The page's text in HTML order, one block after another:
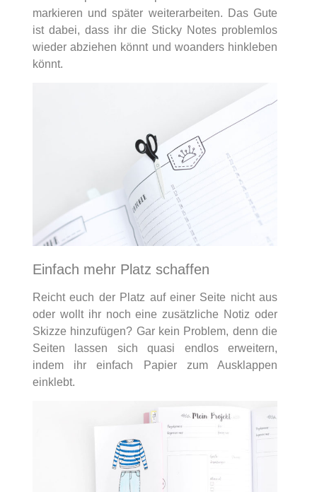
markieren und später weiterarbeiten. Das Gute
ist dabei, dass ihr die Sticky Notes problemlos
wieder abziehen könnt und woanders hinkleben
könnt.
Einfach mehr Platz schaffen
Reicht euch der Platz auf einer Seite nicht aus
oder wollt ihr noch eine zusätzliche Notiz oder
Skizze hinzufügen? Gar kein Problem, denn die
Seiten lassen sich quasi endlos erweitern,
indem ihr einfach Papier zum Ausklappen
einklebt.